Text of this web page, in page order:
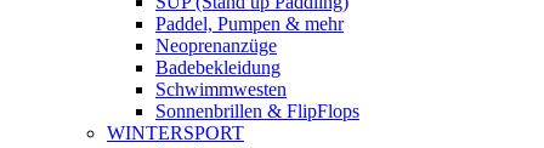
Paddel, Pumpen & mehr
Neoprenanzüge
Badebekleidung
Schwimmwesten
Sonnenbrillen & FlipFlops
WINTERSPORT